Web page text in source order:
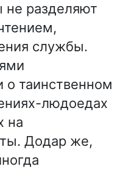
разделяют
службы.
о таинственном
людоедах
на
Додар же,